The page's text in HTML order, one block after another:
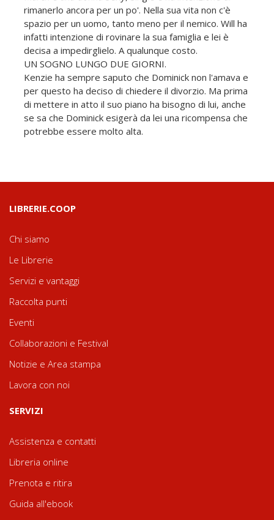
rimanerlo ancora per un po'. Nella sua vita non c'è
spazio per un uomo, tanto meno per il nemico. Will ha
infatti intenzione di rovinare la sua famiglia e lei è
decisa a impedirglielo. A qualunque costo.
UN SOGNO LUNGO DUE GIORNI.
Kenzie ha sempre saputo che Dominick non l'amava e
per questo ha deciso di chiedere il divorzio. Ma prima
di mettere in atto il suo piano ha bisogno di lui, anche
se sa che Dominick esigerà da lei una ricompensa che
potrebbe essere molto alta.
LIBRERIE.COOP
Chi siamo
Le Librerie
Servizi e vantaggi
Raccolta punti
Eventi
Collaborazioni e Festival
Notizie e Area stampa
Lavora con noi
SERVIZI
Assistenza e contatti
Libreria online
Prenota e ritira
Guida all'ebook